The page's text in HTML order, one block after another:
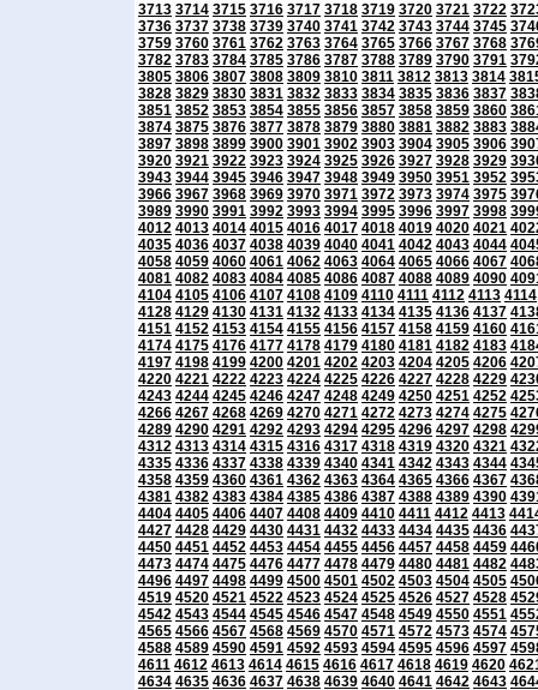
3713 3714 3715 3716 3717 3718 3719 3720 3721 3722
3736 3737 3738 3739 3740 3741 3742 3743 3744 3745
3759 3760 3761 3762 3763 3764 3765 3766 3767 3768
3782 3783 3784 3785 3786 3787 3788 3789 3790 3791
3805 3806 3807 3808 3809 3810 3811 3812 3813 3814
3828 3829 3830 3831 3832 3833 3834 3835 3836 3837
3851 3852 3853 3854 3855 3856 3857 3858 3859 3860
3874 3875 3876 3877 3878 3879 3880 3881 3882 3883
3897 3898 3899 3900 3901 3902 3903 3904 3905 3906
3920 3921 3922 3923 3924 3925 3926 3927 3928 3929
3943 3944 3945 3946 3947 3948 3949 3950 3951 3952
3966 3967 3968 3969 3970 3971 3972 3973 3974 3975
3989 3990 3991 3992 3993 3994 3995 3996 3997 3998
4012 4013 4014 4015 4016 4017 4018 4019 4020 4021
4035 4036 4037 4038 4039 4040 4041 4042 4043 4044
4058 4059 4060 4061 4062 4063 4064 4065 4066 4067
4081 4082 4083 4084 4085 4086 4087 4088 4089 4090
4104 4105 4106 4107 4108 4109 4110 4111 4112 4113 4114
4128 4129 4130 4131 4132 4133 4134 4135 4136 4137
4151 4152 4153 4154 4155 4156 4157 4158 4159 4160
4174 4175 4176 4177 4178 4179 4180 4181 4182 4183
4197 4198 4199 4200 4201 4202 4203 4204 4205 4206
4220 4221 4222 4223 4224 4225 4226 4227 4228 4229
4243 4244 4245 4246 4247 4248 4249 4250 4251 4252
4266 4267 4268 4269 4270 4271 4272 4273 4274 4275
4289 4290 4291 4292 4293 4294 4295 4296 4297 4298
4312 4313 4314 4315 4316 4317 4318 4319 4320 4321
4335 4336 4337 4338 4339 4340 4341 4342 4343 4344
4358 4359 4360 4361 4362 4363 4364 4365 4366 4367
4381 4382 4383 4384 4385 4386 4387 4388 4389 4390
4404 4405 4406 4407 4408 4409 4410 4411 4412 4413
4427 4428 4429 4430 4431 4432 4433 4434 4435 4436
4450 4451 4452 4453 4454 4455 4456 4457 4458 4459
4473 4474 4475 4476 4477 4478 4479 4480 4481 4482
4496 4497 4498 4499 4500 4501 4502 4503 4504 4505
4519 4520 4521 4522 4523 4524 4525 4526 4527 4528
4542 4543 4544 4545 4546 4547 4548 4549 4550 4551
4565 4566 4567 4568 4569 4570 4571 4572 4573 4574
4588 4589 4590 4591 4592 4593 4594 4595 4596 4597
4611 4612 4613 4614 4615 4616 4617 4618 4619 4620
4634 4635 4636 4637 4638 4639 4640 4641 4642 4643